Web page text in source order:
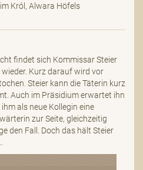
Król, Alwara Höfels
findet sich Kommissar Steier
Kurz darauf wird vor
Steier kann die Täterin kurz
Auch im Präsidium erwartet ihn
als neue Kollegin eine
zur Seite, gleichzeitig
den Fall. Doch das hält Steier